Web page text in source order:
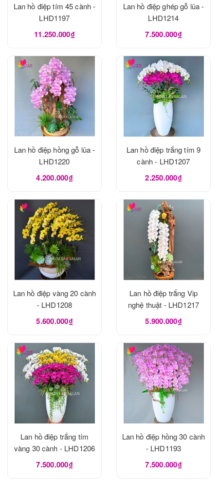
Lan hồ điệp tím 45 cành -
LHD1197
11.250.000₫
Lan hồ điệp ghép gỗ lũa -
LHD1214
7.500.000₫
Lan hồ điệp hồng gỗ lũa -
LHD1220
4.200.000₫
Lan hồ điệp trắng tím 9
cành - LHD1207
2.250.000₫
Lan hồ điệp vàng 20 cành
- LHD1208
5.600.000₫
Lan hồ điệp trắng Vip
nghệ thuật - LHD1217
5.900.000₫
Lan hồ điệp trắng tím
vàng 30 cành - LHD1206
7.500.000₫
Lan hồ điệp hồng 30 cành
- LHD1193
7.500.000₫